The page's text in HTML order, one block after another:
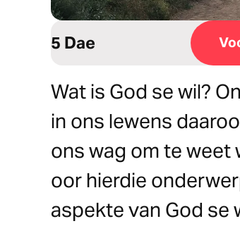
5 Dae
Wat is God se wil?
in ons lewens
ons wag om te weet
oor hierdie
aspekte van God se